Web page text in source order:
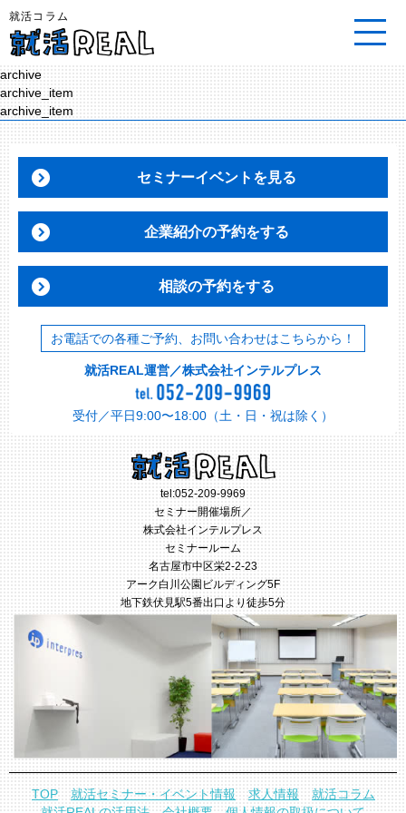
就活コラム
archive
archive_item
archive_item
セミナーイベントを見る
企業紹介の予約をする
相談の予約をする
お電話での各種ご予約、お問い合わせはこちらから！
就活REAL運営／株式会社インテルプレス
受付／平日9:00〜18:00（土・日・祝は除く）
tel:052-209-9969
セミナー開催場所／
株式会社インテルプレス
セミナールーム
名古屋市中区栄2-2-23
アーク白川公園ビルディング5F
地下鉄伏見駅5番出口より徒歩5分
TOP 就活セミナー・イベント情報 求人情報
就活コラム